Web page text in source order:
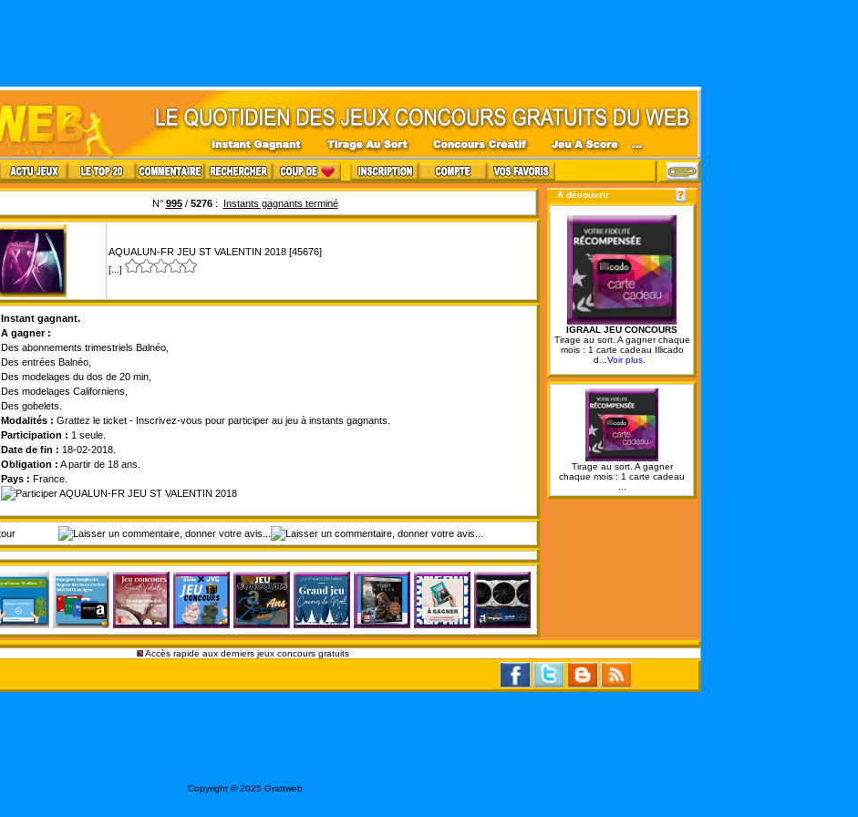
N° 995/ 5276: Instants gagnants terminé
AQUALUN-FR JEU ST VALENTIN 2018 [45676]
[...]
Instant gagnant.
A gagner :
Des abonnements trimestriels Balnéo,
Des entrées Balnéo,
Des modelages du dos de 20 min,
Des modelages Californiens,
Des gobelets.
Modalités : Grattez le ticket - Inscrivez-vous pour participer au jeu à instants gagnants.
Participation : 1 seule.
Date de fin : 18-02-2018.
Obligation : A partir de 18 ans.
Pays : France.
A découvrir
IGRAAL JEU CONCOURS
Tirage au sort. A gagner chaque
mois : 1 carte cadeau Illicado
d... Voir plus.
Tirage au sort. A gagner
chaque mois : 1 carte cadeau
Accès rapide aux derniers jeux concours gratuits
Copyright © 2025 Grattweb